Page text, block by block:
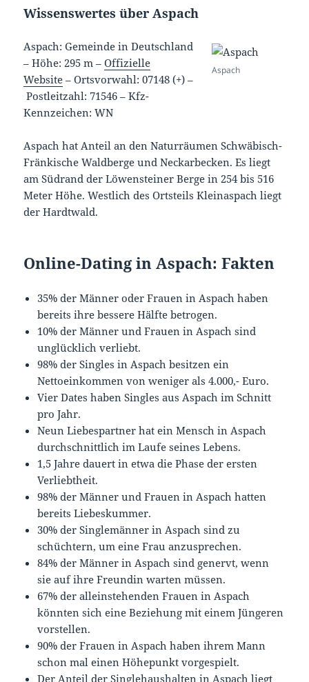
Wissenswertes über Aspach
Aspach
Aspach: Gemeinde in Deutschland
–Höhe: 295 m –Offizielle
Website –Ortsvorwahl: 07148 (+) –
Postleitzahl: 71546 –Kfz-
Kennzeichen: WN
Aspach hat Anteil an den Naturräumen Schwäbisch-
Fränkische Waldberge und Neckarbecken. Es liegt
am Südrand der Löwensteiner Berge in 254 bis 516
Meter Höhe. Westlich des Ortsteils Kleinaspach liegt
der Hardtwald.
Online-Dating in Aspach: Fakten
35% der Männer oder Frauen in Aspach haben
bereits ihre bessere Hälfte betrogen.
10% der Männer und Frauen in Aspach sind
unglücklich verliebt.
98% der Singles in Aspach besitzen ein
Nettoeinkommen von weniger als 4.000,- Euro.
Vier Dates haben Singles aus Aspach im Schnitt
pro Jahr.
Neun Liebespartner hat ein Mensch in Aspach
durchschnittlich im Laufe seines Lebens.
1,5 Jahre dauert in etwa die Phase der ersten
Verliebtheit.
98% der Männer und Frauen in Aspach hatten
bereits Liebeskummer.
30% der Singlemänner in Aspach sind zu
schüchtern, um eine Frau anzusprechen.
84% der Männer in Aspach sind genervt, wenn
sie auf ihre Freundin warten müssen.
67% der alleinstehenden Frauen in Aspach
könnten sich eine Beziehung mit einem Jüngeren
vorstellen.
90% der Frauen in Aspach haben ihrem Mann
schon mal einen Höhepunkt vorgespielt.
Der Anteil der Singlehaushalten in Aspach liegt